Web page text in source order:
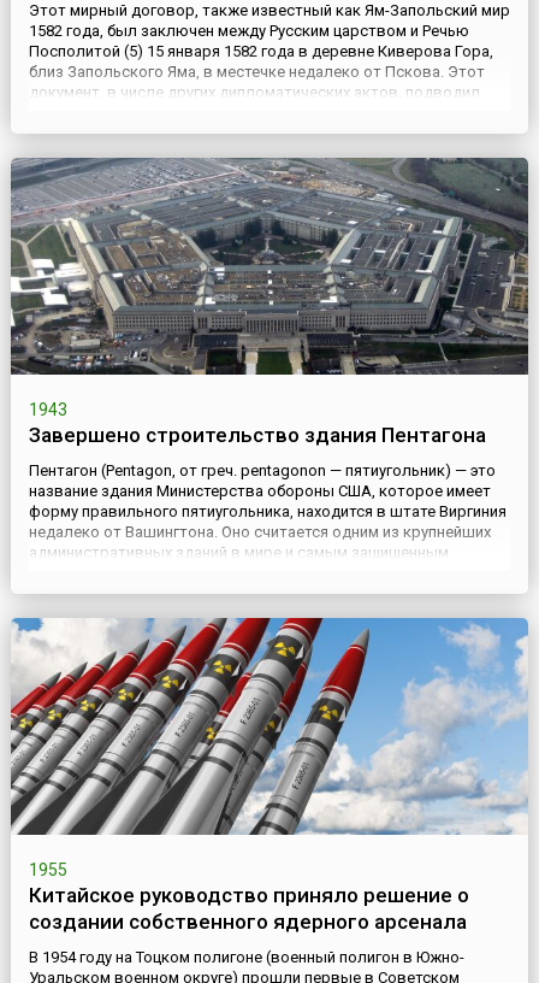
Этот мирный договор, также известный как Ям-Запольский мир
1582 года, был заключен между Русским царством и Речью
Посполитой (5) 15 января 1582 года в деревне Киверова Гора,
близ Запольского Яма, в местечке недалеко от Пскова. Этот
документ, в числе других дипломатических актов, подводил
между двумя государствами сроком на 10 лет.По су...
1943
Завершено строительство здания Пентагона
Пентагон (Pentagon, от греч. pentagonon — пятиугольник) — это
название здания Министерства обороны США, которое имеет
форму правильного пятиугольника, находится в штате Виргиния
недалеко от Вашингтона. Оно считается одним из крупнейших
административных зданий в мире и самым защищенным
Вооруженных сил Соединенных Штатов, а само слово часто
исп...
1955
Китайское руководство приняло решение о
создании собственного ядерного арсенала
В 1954 году на Тоцком полигоне (военный полигон в Южно-
Уральском военном округе) прошли первые в Советском